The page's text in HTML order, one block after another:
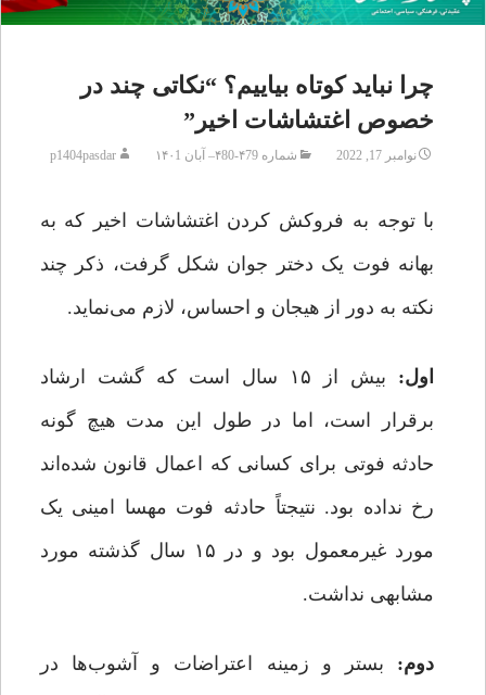
چرا نباید کوتاه بیاییم؟ “نکاتی چند در
خصوص اغتشاشات اخیر”
نوامبر 17, 2022 شماره ۴79-۴80– آبان ۱۴۰1 p1404pasdar
با توجه به فروکش کردن اغتشاشات اخیر که به
بهانه‌ فوت یک دختر جوان شکل گرفت، ذکر چند
نکته به دور از هیجان و احساس، لازم می‌نماید.
اول:
بیش از ۱۵ سال است که گشت ارشاد
برقرار است، اما در طول این مدت هیچ ‌گونه
حادثه فوتی برای کسانی که اعمال قانون ‌شده‌اند
رخ نداده بود. نتیجتاً حادثه فوت مهسا امینی یک
مورد غیرمعمول بود و در ۱۵ سال گذشته مورد
مشابهی نداشت.
دوم: بستر و زمینه اعتراضات و آشوب‌ها در